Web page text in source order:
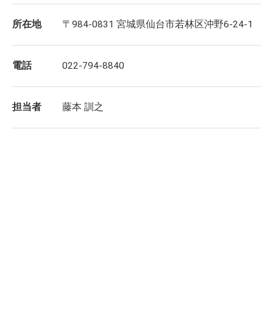
所在地 〒984-0831 宮城県仙台市若林区沖野6-24-1
電話 022-794-8840
担当者 藤本 訓之